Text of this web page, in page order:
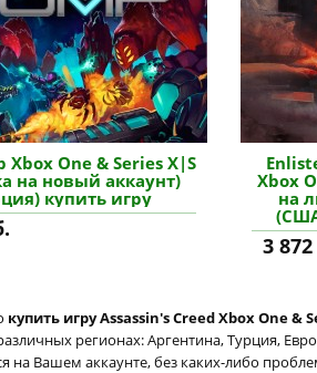
Xbox One & Series X|S
на новый аккаунт)
купить игру
Xbox
на
3
купить игру Assassin's Creed Xbox One &
регионах: Аргентина, Турция,
на Вашем аккаунте, без каких-либо